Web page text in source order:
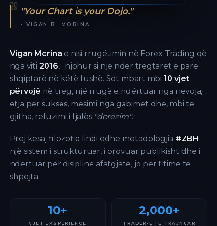
"Your Chart is your Dojo."
- VIGAN B. MORINA
Vigan Morina e nisi rrugëtimin në Forex Trading që
nga viti 2016, i njohur si një ndër tregtarët e parë
shqiptarë në këtë fushë. Sot mbart mbi 10 vjet
përvojë në treg, një rrugë e ndërtuar nga nevoja,
etja për sukses, mësimi nga gabimet dhe, mbi të
gjitha, refuzimi i fjalës "dorëzim".
Prej kësaj filozofie lindi edhe metodologjia #ZBH
një sistem i strukturuar, i provuar publikisht dhe i
ndërtuar për disiplinë afatgjate, jo për fitime të
shpejta.
10+
VJET EKSPERIENCË
2,000+
TRADER-Ë TË TRAJNUAR